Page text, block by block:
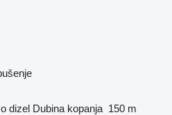
dizel Dubina kopanja 150 m